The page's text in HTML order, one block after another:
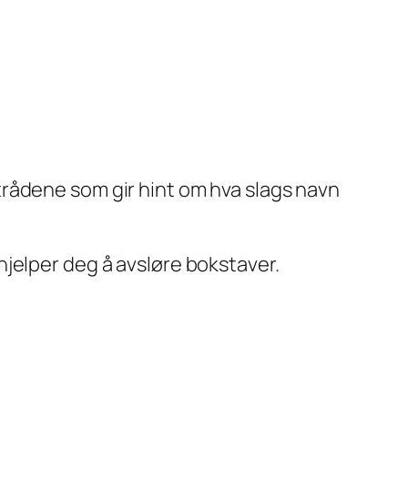
som gir hint om hva slags navn
deg å avsløre bokstaver.